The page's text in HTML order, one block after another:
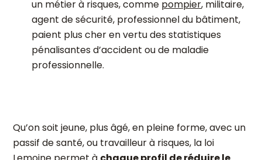
un métier à risques, comme pompier, militaire,
agent de sécurité, professionnel du bâtiment,
paient plus cher en vertu des statistiques
pénalisantes d’accident ou de maladie
professionnelle.
Qu’on soit jeune, plus âgé, en pleine forme, avec un
passif de santé, ou travailleur à risques, la loi